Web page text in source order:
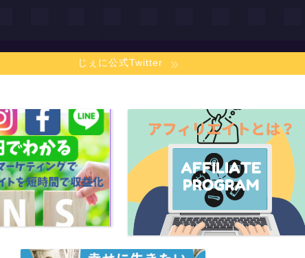
じぇに公式Twitter